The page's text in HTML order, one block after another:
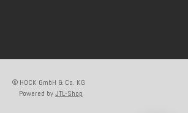
© HOCK GmbH & Co. KG
Powered byJTL-Shop